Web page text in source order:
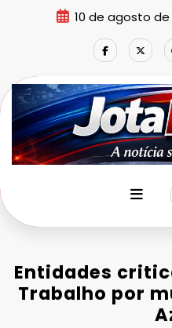
10 de agosto de
Entidades
Trabalho por